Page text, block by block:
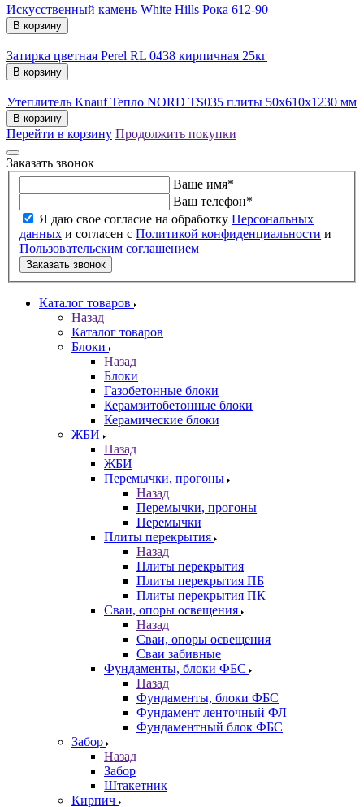
Искусственный камень White Hills Рока 612-90
В корзину
Затирка цветная Perel RL 0438 кирпичная 25кг
В корзину
Утеплитель Knauf Тепло NORD TS035 плиты 50х610х1230 мм
В корзину
Перейти в корзину Продолжить покупки
Заказать звонок
Ваше имя*
Ваш телефон*
Я даю свое согласие на обработку Персональных
данных и согласен с Политикой конфиденциальности и
Пользовательским соглашением
Заказать звонок
Каталог товаров
Назад
Каталог товаров
Блоки
Назад
Блоки
Газобетонные блоки
Керамзитобетонные блоки
Керамические блоки
ЖБИ
Назад
ЖБИ
Перемычки, прогоны
Назад
Перемычки, прогоны
Перемычки
Плиты перекрытия
Назад
Плиты перекрытия
Плиты перекрытия ПБ
Плиты перекрытия ПК
Сваи, опоры освещения
Назад
Сваи, опоры освещения
Сваи забивные
Фундаменты, блоки ФБС
Назад
Фундаменты, блоки ФБС
Фундамент ленточный ФЛ
Фундаментный блок ФБС
Забор
Назад
Забор
Штакетник
Кирпич